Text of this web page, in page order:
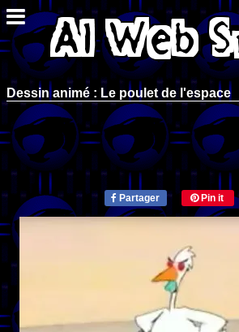
Dessin animé : Le poulet de l'espace
Partager Pin it